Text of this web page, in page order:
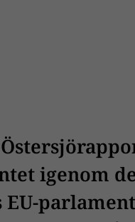
igenom